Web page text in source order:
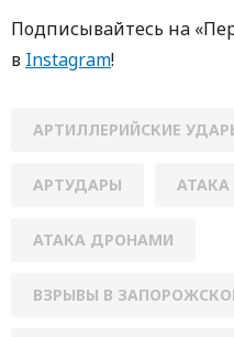
Пoдписывaйтесь нa
в Instagram!
АРТИЛЛЕРИЙСКИЕ
АРТУДАРЫ
АТАКА ДРОНАМИ
ВЗРЫВЫ В